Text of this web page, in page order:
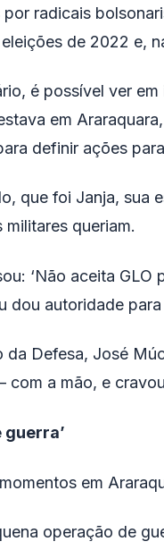
radicais
de 2022 e,
é possível ver
em
definir ações
que foi Janja, sua
queriam.
‘Não aceita
dou autoridade
da Defesa, José
a mão, e
guerra’
em
operação de